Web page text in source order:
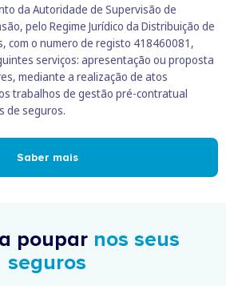
da Autoridade de Supervisão de
pelo Regime Jurídico da Distribuição de
com o numero de registo 418460081,
serviços: apresentação ou proposta
mediante a realização de atos
trabalhos de gestão pré-contratual
de seguros.
Saber mais
poupar nos seus
seguros